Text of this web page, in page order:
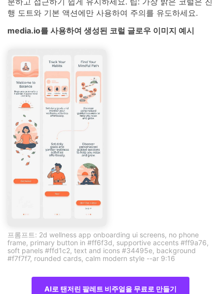
행 도트와 기본 액션에만 사용하여 주의를 유도하세요.
media.io를 사용하여 생성된 코럴 글로우 이미지 예시
프롬프트: 2d wellness app onboarding ui screens, no phone
frame, primary button in #ff6f3d, supportive accents #ff9a76,
soft panels #ffd1c2, text and icons #34495e, background
#f7f7f7, rounded cards, calm modern style --ar 9:16
AI로 탠저린 팔레트 비주얼을 무료로 만들기